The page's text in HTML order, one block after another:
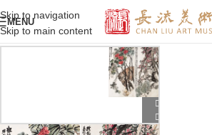
Skip to navigation
Skip to main content
MENU